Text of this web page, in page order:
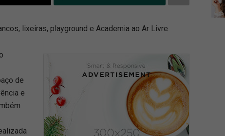
lixeiras, playground e Academia ao Ar Livre
de
e